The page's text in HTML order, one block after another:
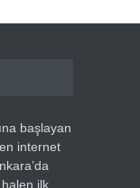
başlayan
internet
ilk